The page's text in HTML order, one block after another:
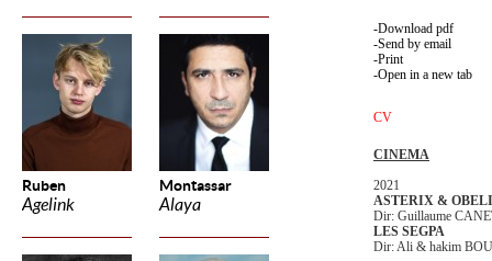
Ruben
Agelink
Montassar
Alaya
Download pdf
Send by email
Print
Open in a new tab
CV
CINEMA
2021
ASTERIX &
Dir: Guillaume
LES SEGPA
Dir: Ali & hakim